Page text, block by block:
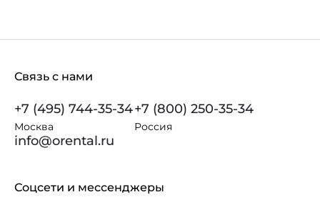
Связь с нами
+7 (495) 744-35-34
Москва
+7 (800) 250-35-34
Россия
info@orental.ru
Соцсети и мессенджеры